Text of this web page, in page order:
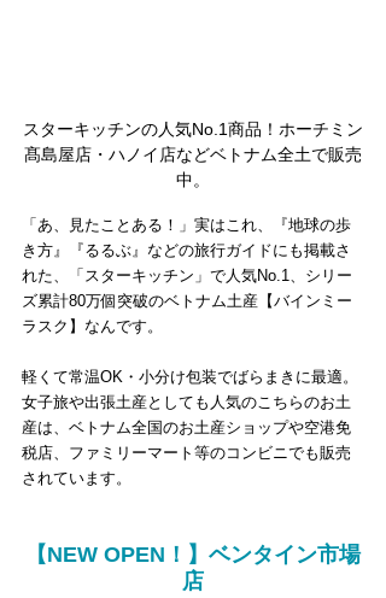
スターキッチンの人気No.1商品！ホーチミン
髙島屋店・ハノイ店などベトナム全土で販売
中。
「あ、見たことある！」実はこれ、『地球の歩
き方』『るるぶ』などの旅行ガイドにも掲載さ
れた、「スターキッチン」で人気No.1、シリー
ズ累計80万個突破のベトナム土産【バインミー
ラスク】なんです。
軽くて常温OK・小分け包装でばらまきに最適。
女子旅や出張土産としても人気のこちらのお土
産は、ベトナム全国のお土産ショップや空港免
税店、ファミリーマート等のコンビニでも販売
されています。
【NEW OPEN！】ベンタイン市場
店